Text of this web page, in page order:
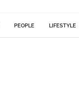
PEOPLE LIFESTYLE